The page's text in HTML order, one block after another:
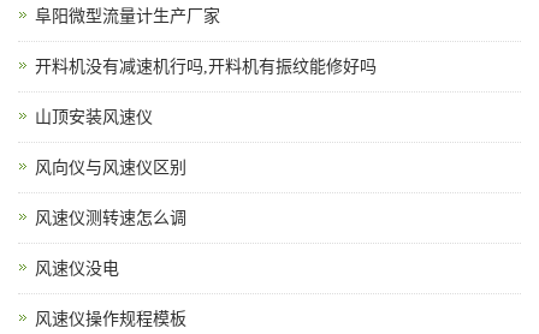
阜阳微型流量计生产厂家
开料机没有减速机行吗,开料机有振纹能修好吗
山顶安装风速仪
风向仪与风速仪区别
风速仪测转速怎么调
风速仪没电
风速仪操作规程模板